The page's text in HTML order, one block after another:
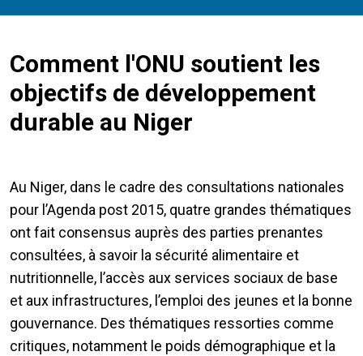
Comment l'ONU soutient les
objectifs de développement
durable au Niger
Au Niger, dans le cadre des consultations nationales
pour l’Agenda post 2015, quatre grandes thématiques
ont fait consensus auprès des parties prenantes
consultées, à savoir la sécurité alimentaire et
nutritionnelle, l’accès aux services sociaux de base
et aux infrastructures, l’emploi des jeunes et la bonne
gouvernance. Des thématiques ressorties comme
critiques, notamment le poids démographique et la